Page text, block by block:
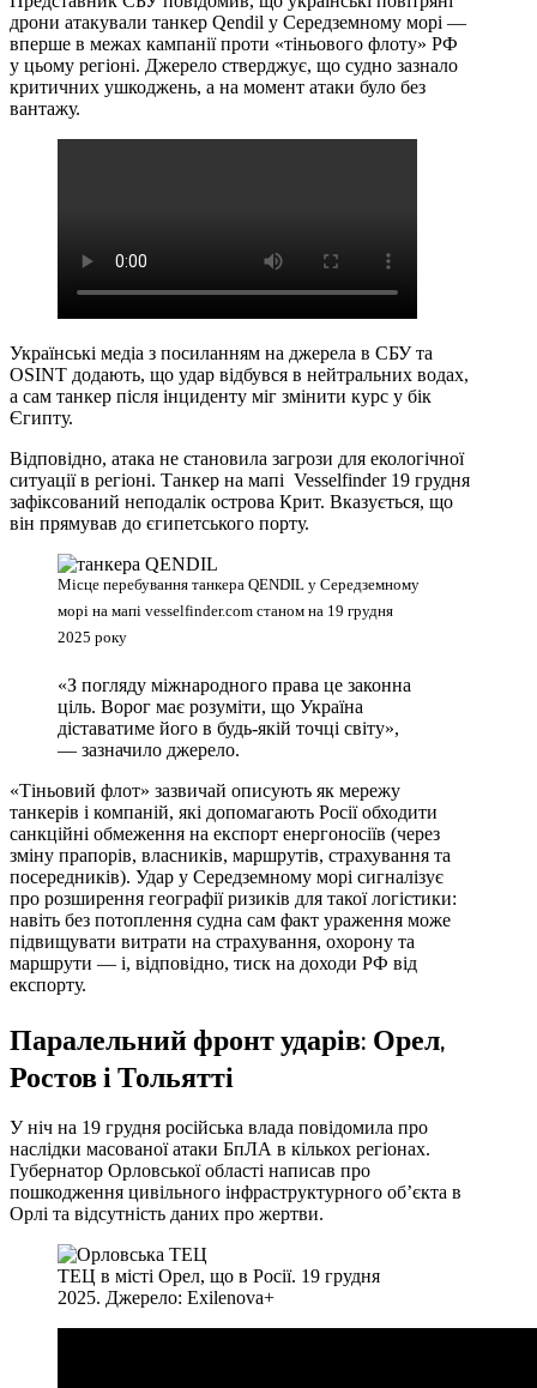
дрони атакували танкер Qendil у Середземному морі —
вперше в межах кампанії проти «тіньового флоту» РФ
у цьому регіоні. Джерело стверджує, що судно зазнало
критичних ушкоджень, а на момент атаки було без
вантажу.
Українські медіа з посиланням на джерела в СБУ та
OSINT додають, що удар відбувся в нейтральних водах,
а сам танкер після інциденту міг змінити курс у бік
Єгипту.
Відповідно, атака не становила загрози для екологічної
ситуації в регіоні. Танкер на мапі Vesselfinder 19 грудня
зафіксований неподалік острова Крит. Вказується, що
він прямував до єгипетського порту.
Місце перебування танкера QENDIL у Середземному
морі на мапі vesselfinder.com станом на 19 грудня
2025 року
«З погляду міжнародного права це законна
ціль. Ворог має розуміти, що Україна
діставатиме його в будь-якій точці світу»,
— зазначило джерело.
«Тіньовий флот» зазвичай описують як мережу
танкерів і компаній, які допомагають Росії обходити
санкційні обмеження на експорт енергоносіїв (через
зміну прапорів, власників, маршрутів, страхування та
посередників). Удар у Середземному морі сигналізує
про розширення географії ризиків для такої логістики:
навіть без потоплення судна сам факт ураження може
підвищувати витрати на страхування, охорону та
маршрути — і, відповідно, тиск на доходи РФ від
експорту.
Паралельний фронт ударів: Орел,
Ростов і Тольятті
У ніч на 19 грудня російська влада повідомила про
наслідки масованої атаки БпЛА в кількох регіонах.
Губернатор Орловської області написав про
пошкодження цивільного інфраструктурного об’єкта в
Орлі та відсутність даних про жертви.
ТЕЦ в місті Орел, що в Росії. 19 грудня
2025. Джерело: Exilenova+